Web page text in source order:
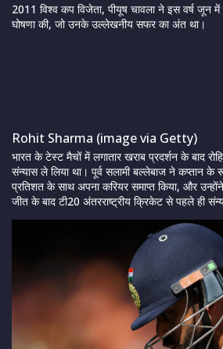
2011 विश्व कप विजेता, पीयूष चावला ने इस वर्ष जून
घोषणा की, जो उनके उल्लेखनीय सफर का अंत था।
Rohit Sharma (image via Getty)
भारत के टेस्ट मैचों में लगातार खराब प्रदर्शन के बाद
संन्यास ले लिया था। पूर्व सलामी बल्लेबाज ने कप्तान
प्रतिशत के साथ अपना करियर समाप्त किया, और
जीत के बाद टी20 अंतरराष्ट्रीय क्रिकेट से पहले ही